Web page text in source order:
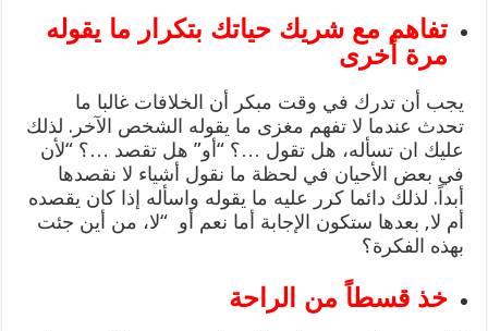
تفاهم مع شريك حياتك بتكرار ما يقوله
مرة أخرى
يجب أن تدرك في وقت مبكر أن الخلافات غالبا ما
تحدث عندما لا تفهم مغزى ما يقوله الشخص الآخر. لذلك
عليك ان تسأله، هل تقول …؟ “أو” هل تقصد …؟ “لأن
في بعض الأحيان في لحظة ما نقول أشياء لا نقصدها
أبداً. لذلك دائما كرر عليه ما يقوله واسأله إذا كان يقصده
أم لا, بعدها ستكون الإجابة أما نعم أو “لا، من أين جئت
بهذه الفكرة؟
خذ قسطاً من الراحة